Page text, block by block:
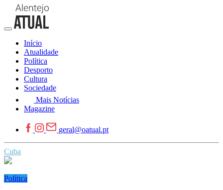
Início
Atualidade
Política
Desporto
Cultura
Sociedade
Mais Notícias
Magazine
geral@oatual.pt
Cuba
Política